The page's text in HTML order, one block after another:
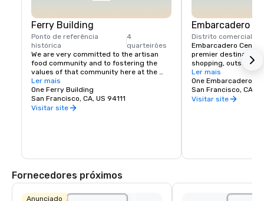
Ferry Building
Ponto de referência
histórica
4
quarteirões
We are very committed to the artisan
food community and to fostering the
values of that community here at the
Ferry Building. We envision the Ferry
Building Marketplace as a vibrant
gathering of local farmers, artisan
producers, and independently owned
Showcase small regional producers that
practice traditional farming or
production techniques and who develop
customers.
Ler mais
One Ferry Building
San Francisco, CA, US 94111
Visitar site
Embarcadero
Distrito comercial
Embarcadero Center
premier destination
shopping,
popular local events.
to explore our
independent film
other on-site
Ler mais
One Embarcadero
San Francisco, CA,
Visitar site
Fornecedores próximos
Anunciado